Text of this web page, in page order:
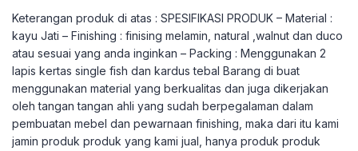
Keterangan produk di atas : SPESIFIKASI PRODUK – Material :
kayu Jati – Finishing : finising melamin, natural ,walnut dan duco
atau sesuai yang anda inginkan – Packing : Menggunakan 2
lapis kertas single fish dan kardus tebal Barang di buat
menggunakan material yang berkualitas dan juga dikerjakan
oleh tangan tangan ahli yang sudah berpegalaman dalam
pembuatan mebel dan pewarnaan finishing, maka dari itu kami
jamin produk produk yang kami jual, hanya produk produk